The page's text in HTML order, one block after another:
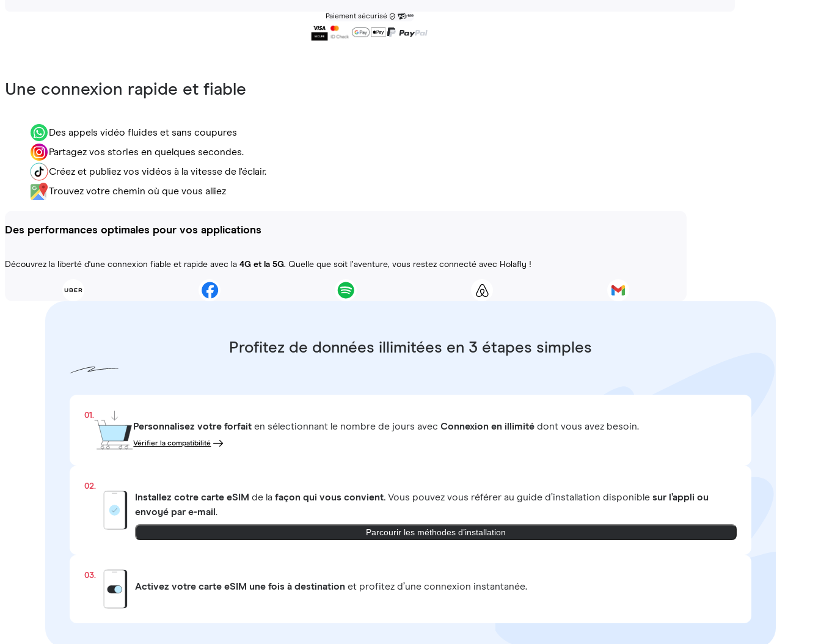
Paiement sécurisé
Une connexion rapide et fiable
Des appels vidéo fluides et sans coupures
Partagez vos stories en quelques secondes.
Créez et publiez vos vidéos à la vitesse de l'éclair.
Trouvez votre chemin où que vous alliez
Des performances optimales pour vos applications
Découvrez la liberté d'une connexion fiable et rapide avec la 4G et la 5G. Quelle que soit l’aventure, vous restez connecté avec Holafly !
Profitez de données illimitées en 3 étapes simples
01.
Personnalisez votre forfait en sélectionnant le nombre de jours avecConnexion en illimité dont vous avez besoin.
Vérifier la compatibilité
02.
Installez cotre carte eSIM de lafaçon qui vous convient. Vous pouvez vous référer au guide d’installation disponiblesur l’appli ou
envoyé par e-mail.
Parcourir les méthodes d’installation
03.
Activez votre carte eSIM une fois à destination et profitez d’une connexion instantanée.